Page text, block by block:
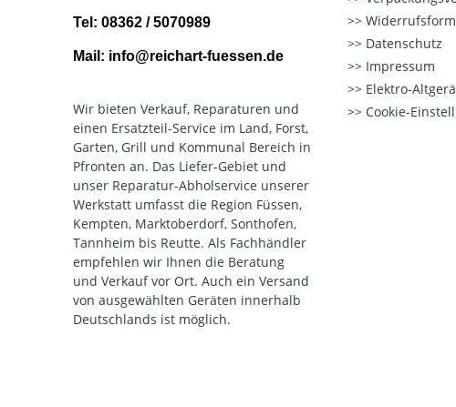
Tel: 08362 / 5070989
Mail: info@reichart-fuessen.de
Wir bieten Verkauf, Reparaturen und
einen Ersatzteil-Service im Land, Forst,
Garten, Grill und Kommunal Bereich in
Pfronten an. Das Liefer-Gebiet und
unser Reparatur-Abholservice unserer
Werkstatt umfasst die Region Füssen,
Kempten, Marktoberdorf, Sonthofen,
Tannheim bis Reutte. Als Fachhändler
empfehlen wir Ihnen die Beratung
und Verkauf vor Ort. Auch ein Versand
von ausgewählten Geräten innerhalb
Deutschlands ist möglich.
Datenschutz
Impressum
Elektro-
Cookie-